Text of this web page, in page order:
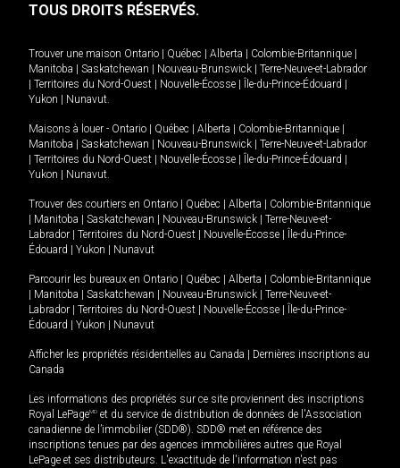
TOUS DROITS RÉSERVÉS.
Trouver une maison Ontario Québec Alberta Colombie-Britannique
Manitoba
Saskatchewan Nouveau-Brunswick
Terre-Neuve-et-Labrador
Territoires du Nord-Ouest Nouvelle-Écosse Île-du-Prince-Édouard
Yukon
Nunavut.
Maisons à louer - Ontario Québec Alberta Colombie-Britannique
Manitoba
Saskatchewan Nouveau-Brunswick
Terre-Neuve-et-Labrador
Territoires du Nord-Ouest Nouvelle-Écosse Île-du-Prince-Édouard
Yukon
Nunavut.
Trouver des courtiers en Ontario Québec Alberta
Colombie-Britannique
Manitoba Saskatchewan Nouveau-Brunswick
Terre-Neuve-et-
Labrador
Territoires du Nord-Ouest Nouvelle-Écosse
Île-du-Prince-
Édouard
Yukon Nunavut
Parcourir les bureaux en Ontario Québec Alberta
Colombie-Britannique
Manitoba Saskatchewan Nouveau-Brunswick
Terre-Neuve-et-
Labrador
Territoires du Nord-Ouest Nouvelle-Écosse
Île-du-Prince-
Édouard
Yukon Nunavut
Afficher les propriétés résidentielles au Canada
Dernières inscriptions au
Canada
Les informations des propriétés sur ce site proviennent des inscriptions
Royal LePageMD et du service de distribution de données de l'Association
canadienne de l’immobilier (SDD®). SDD® met en référence des
inscriptions tenues par des agences immobilières autres que Royal
LePage et ses distributeurs. L'exactitude de l'information n'est pas